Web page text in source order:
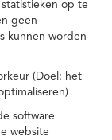
op te
geen
kunnen worden
(Doel: het
software
website